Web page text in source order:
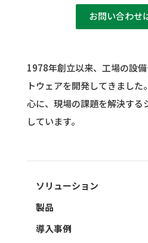
お問い合わせ
1978年創立以来、工場の設
トウェアを開発してきました。
心に、現場の課題を解決する
しています。
ソリューション
製品
導入事例